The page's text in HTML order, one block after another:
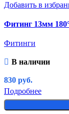
Добавить в
Фитинг 13мм
Фитинги
В наличии
830 руб.
Подробнее